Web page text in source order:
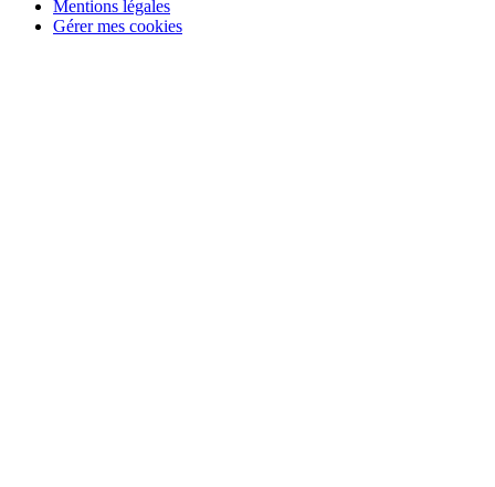
Mentions légales
Gérer mes cookies